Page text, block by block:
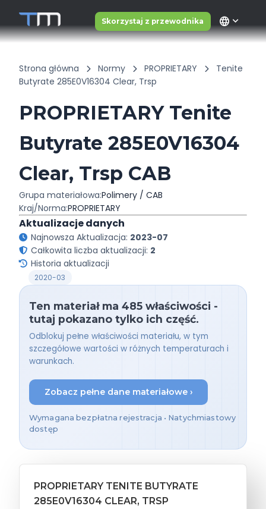
Skorzystaj z przewodnika language
Strona główna Normy PROPRIETARY
Tenite
Butyrate 285E0V16304 Clear, Trsp
PROPRIETARY Tenite
Butyrate 285E0V16304
Clear, Trsp CAB
Grupa materiałowa:Polimery / CAB
Kraj/Norma:PROPRIETARY
Aktualizacje danych
Najnowsza Aktualizacja: 2023-07
Całkowita liczba aktualizacji: 2
Historia aktualizacji
2020-03
Ten materiał ma 485 właściwości -
tutaj pokazano tylko ich część.
Odblokuj pełne właściwości materiału, w tym
szczegółowe wartości w różnych temperaturach i
warunkach.
Zobacz pełne dane materiałowe ›
Wymagana bezpłatna rejestracja • Natychmiastowy
dostęp
PROPRIETARY TENITE BUTYRATE
285E0V16304 CLEAR, TRSP